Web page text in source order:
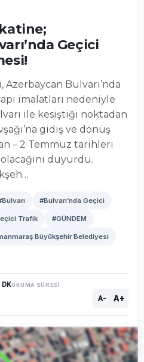
Geçici
Bulvarı’nda
imalatları nedeniyle
ile kesiştiği noktadan
gidiş ve dönüş
– 2 Temmuz tarihleri
duyurdu.
#Bulvarı’nda Geçici
Trafik #GÜNDEM
Büyükşehir Belediyesi
DKOKUMA SÜRESİ
A- A+